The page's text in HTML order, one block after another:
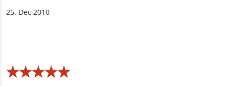
25. Dec 2010
★★★★★
★★★★★